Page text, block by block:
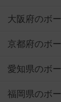
大阪府のボ
京都府のボ
愛知県のボ
福岡県のボ